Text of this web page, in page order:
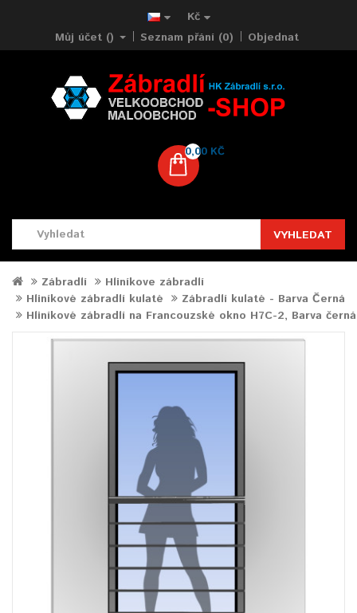
Kč
Můj účet ()
Seznam přání (0) Objednat
0,00 KČ
VYHLEDAT
Zábradlí
Hliníkove zábradlí
Hliníkové zábradlí kulaté
Zábradlí kulaté - Barva Černá
Hliníkové zábradlí na Francouzské okno H7C-2, Barva černá